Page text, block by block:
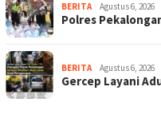
BERITA Agustus 6, 2026
Polres
BERITA Agustus 6, 2026
Gercep Layani